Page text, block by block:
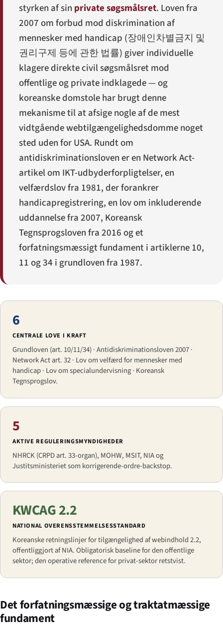
styrken af sin private søgsmålsret. Loven fra
2007 om forbud mod diskrimination af
mennesker med handicap (장애인차별금지 및
권리구제 등에 관한 법률) giver individuelle
klagere direkte civil søgsmålsret mod
offentlige og private indklagede — og
koreanske domstole har brugt denne
mekanisme til at afsige nogle af de mest
vidtgående webtilgængeligheds­domme noget
sted uden for USA. Rundt om
anti­diskriminationsloven er en Network Act-
artikel om IKT-udbyder­forpligtelser, en
velfærdslov fra 1981, der forankrer
handicap­registrering, en lov om inkluderende
uddannelse fra 2007, Koreansk
Tegnsprogsloven fra 2016 og et
forfatningsmæssigt fundament i artiklerne 10,
11 og 34 i grundloven fra 1987.
6
CENTRALE LOVE I KRAFT
Grundloven (art. 10/11/34) · Anti­diskriminationsloven 2007 ·
Network Act art. 32 · Lov om velfærd for mennesker med
handicap · Lov om specialundervisning · Koreansk
Tegnsprogs­lov.
5
AKTIVE REGULERINGS­MYNDIGHEDER
NHRCK (CRPD art. 33-organ), MOHW, MSIT, NIA og
Justitsministeriet som korrigerende-ordre-backstop.
KWCAG 2.2
NATIONAL OVERENSSTEMMELSES­STANDARD
Koreanske retningslinjer for tilgængelighed af webindhold 2.2,
offentliggjort af NIA. Obligatorisk baseline for den offentlige
sektor; den operative reference for privat-sektor retstvist.
Det forfatningsmæssige og traktatmæssige
fundament